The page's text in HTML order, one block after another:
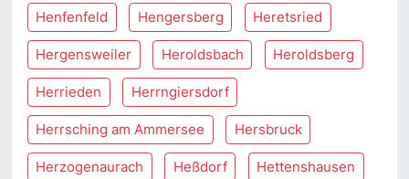
Henfenfeld Hengersberg Heretsried
Hergensweiler Heroldsbach Heroldsberg
Herrieden Herrngiersdorf
Herrsching am Ammersee Hersbruck
Herzogenaurach Heßdorf Hettenshausen